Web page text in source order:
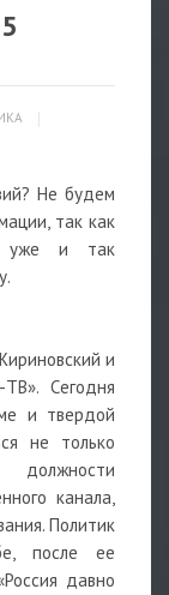
Не будем
так как
уже и так
и
Сегодня
и твердой
не только
канала,
Политик
после ее
давно